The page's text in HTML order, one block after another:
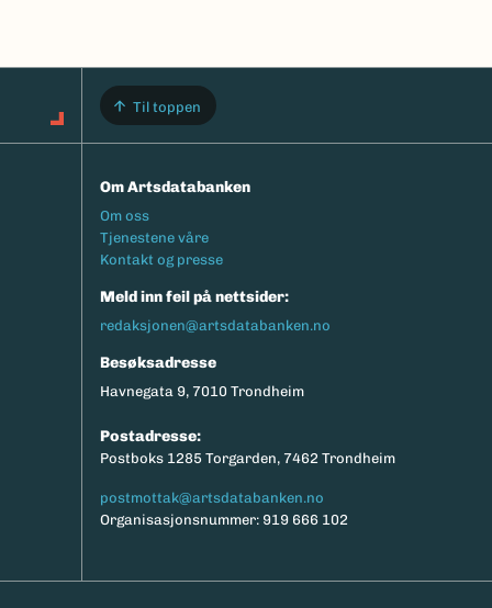
Til toppen
Om Artsdatabanken
Footermeny
Om oss
Tjenestene våre
Kontakt og presse
Meld inn feil på nettsider:
redaksjonen@artsdatabanken.no
Besøksadresse
Havnegata 9, 7010 Trondheim
Postadresse:
Postboks 1285 Torgarden, 7462 Trondheim
postmottak@artsdatabanken.no
Organisasjonsnummer: 919 666 102